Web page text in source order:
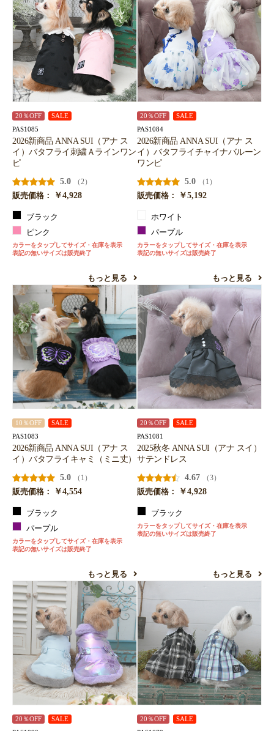
20％OFF SALE
PAS1085
2026新商品 ANNA SUI（アナ ス
イ）バタフライ刺繍Ａラインワン
ピ
5.0
（2）
販売価格：
￥4,928
ブラック
ピンク
カラーをタップしてサイズ・在庫を表示
表記の無いサイズは販売終了
もっと見る
20％OFF SALE
PAS1084
2026新商品 ANNA SUI（アナ ス
イ）バタフライチャイナバルーン
ワンピ
5.0
（1）
販売価格：
￥5,192
ホワイト
パープル
カラーをタップしてサイズ・在庫を表示
表記の無いサイズは販売終了
もっと見る
10％OFF SALE
PAS1083
2026新商品 ANNA SUI（アナ ス
イ）バタフライキャミ（ミニ丈）
5.0
（1）
販売価格：
￥4,554
ブラック
パープル
カラーをタップしてサイズ・在庫を表示
表記の無いサイズは販売終了
もっと見る
20％OFF SALE
PAS1081
2025秋冬 ANNA SUI（アナ スイ）
サテンドレス
4.67
（3）
販売価格：
￥4,928
ブラック
カラーをタップしてサイズ・在庫を表示
表記の無いサイズは販売終了
もっと見る
20％OFF SALE 20％OFF SALE